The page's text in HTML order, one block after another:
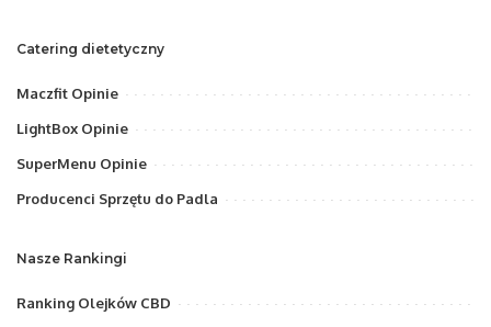
Catering dietetyczny
Maczfit Opinie
LightBox Opinie
SuperMenu Opinie
Producenci Sprzętu do Padla
Nasze Rankingi
Ranking Olejków CBD